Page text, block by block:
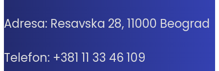
Adresa: Resavska 28, 11000 Beograd
Telefon: +381 11 33 46 109